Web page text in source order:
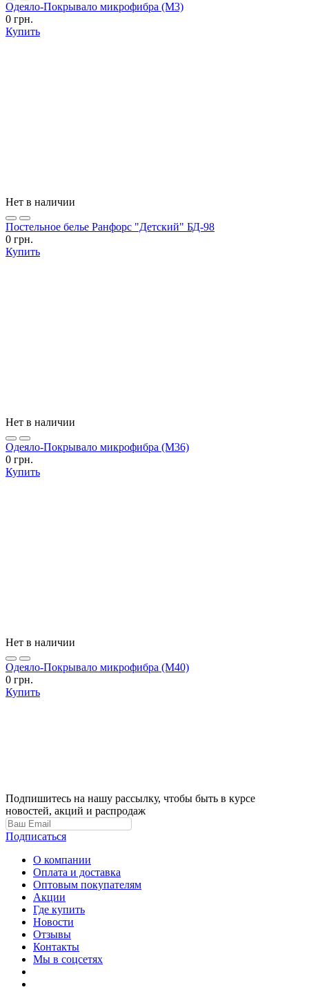
Одеяло-Покрывало микрофибра (М3)
0 грн.
Купить
Нет в наличии
Постельное белье Ранфорс "Детский" БД-98
0 грн.
Купить
Нет в наличии
Одеяло-Покрывало микрофибра (М36)
0 грн.
Купить
Нет в наличии
Одеяло-Покрывало микрофибра (М40)
0 грн.
Купить
Подпишитесь на нашу рассылку, чтобы быть в курсе
новостей, акций и распродаж
Подписаться
О компании
Оплата и доставка
Оптовым покупателям
Акции
Где купить
Новости
Отзывы
Контакты
Мы в соцсетях